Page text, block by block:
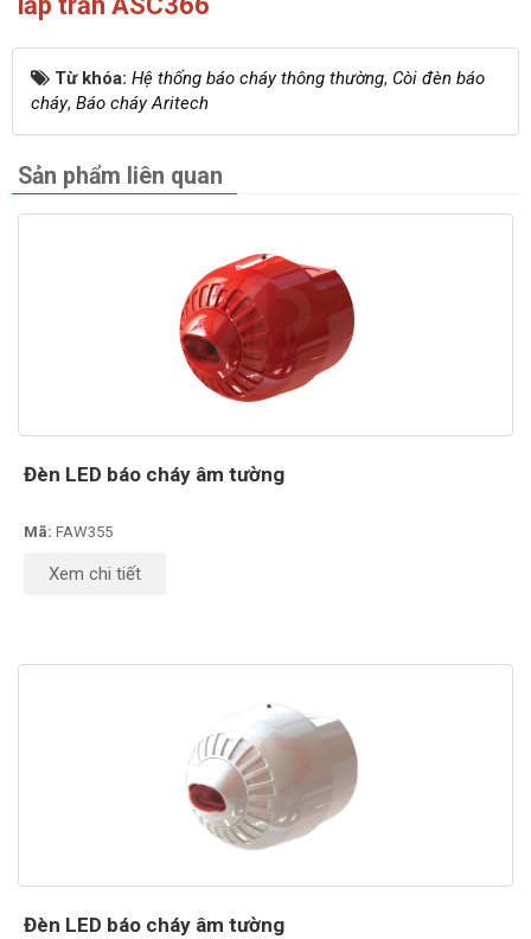
Từ khóa: Hệ thống báo cháy thông thường, Còi đèn báo
cháy, Báo cháy Aritech
Sản phẩm liên quan
Đèn LED báo cháy âm tường
Mã: FAW355
Xem chi tiết
Đèn LED báo cháy âm tường